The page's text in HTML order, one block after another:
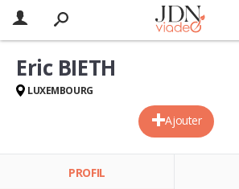
Ajouter
Eric BIETH
LUXEMBOURG
PROFIL